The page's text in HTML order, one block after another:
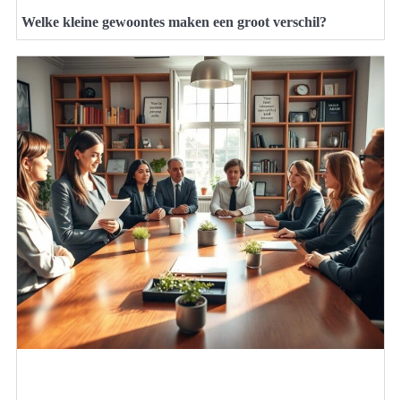
Welke kleine gewoontes maken een groot verschil?